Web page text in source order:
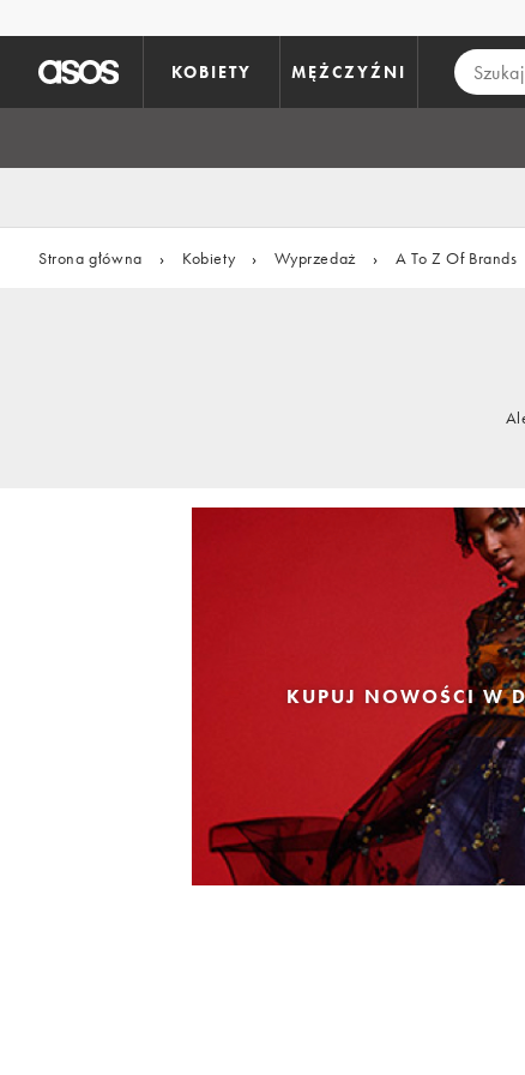
KOBIETY MĘŻCZYŹNI
Strona główna › Kobiety › Wyprzedaż › A To Z Of Brands
KUPUJ NOWOŚCI W